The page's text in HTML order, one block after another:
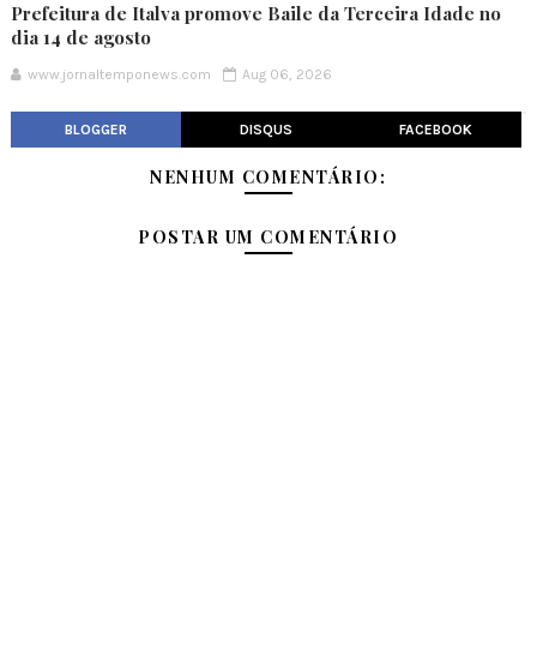
Prefeitura de Italva promove Baile da Terceira Idade no
dia 14 de agosto
www.jornaltemponews.com Aug 06, 2026
BLOGGER DISQUS FACEBOOK
NENHUM COMENTÁRIO:
POSTAR UM COMENTÁRIO